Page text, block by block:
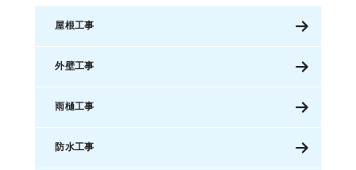
屋根工事
外壁工事
雨樋工事
防水工事